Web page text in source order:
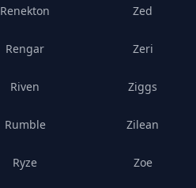
Renekton
Rengar
Riven
Rumble
Ryze
Zed
Zeri
Ziggs
Zilean
Zoe